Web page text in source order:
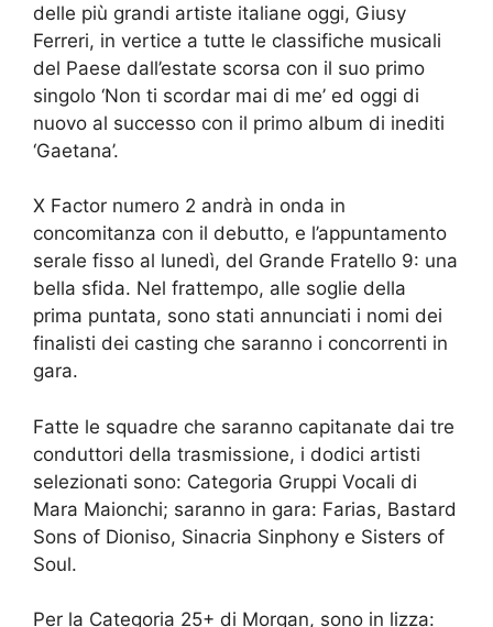
delle più grandi artiste italiane oggi, Giusy
Ferreri, in vertice a tutte le classifiche musicali
del Paese dall’estate scorsa con il suo primo
singolo ‘Non ti scordar mai di me’ ed oggi di
nuovo al successo con il primo album di inediti
‘Gaetana’.
X Factor numero 2 andrà in onda in
concomitanza con il debutto, e l’appuntamento
serale fisso al lunedì, del Grande Fratello 9: una
bella sfida. Nel frattempo, alle soglie della
prima puntata, sono stati annunciati i nomi dei
finalisti dei casting che saranno i concorrenti in
gara.
Fatte le squadre che saranno capitanate dai tre
conduttori della trasmissione, i dodici artisti
selezionati sono: Categoria Gruppi Vocali di
Mara Maionchi; saranno in gara: Farias, Bastard
Sons of Dioniso, Sinacria Sinphony e Sisters of
Soul.
Per la Categoria 25+ di Morgan, sono in lizza: